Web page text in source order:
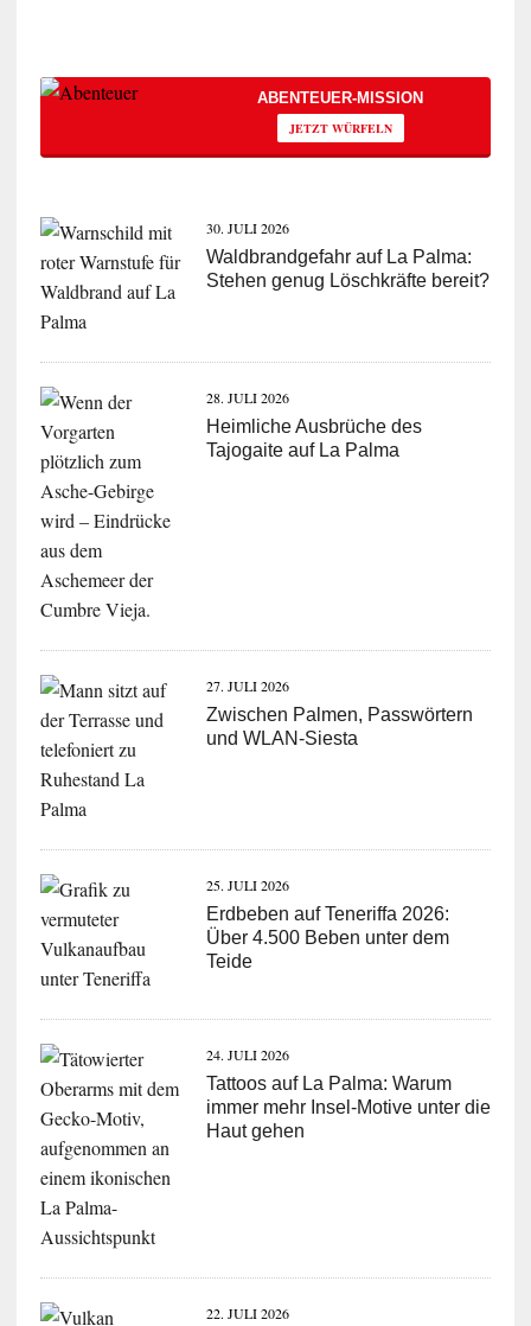
ABENTEUER-MISSION
JETZT WÜRFELN
30. JULI 2026
Waldbrandgefahr auf La Palma:
Stehen genug Löschkräfte bereit?
28. JULI 2026
Heimliche Ausbrüche des
Tajogaite auf La Palma
27. JULI 2026
Zwischen Palmen, Passwörtern
und WLAN-Siesta
25. JULI 2026
Erdbeben auf Teneriffa 2026:
Über 4.500 Beben unter dem
Teide
24. JULI 2026
Tattoos auf La Palma: Warum
immer mehr Insel-Motive unter die
Haut gehen
22. JULI 2026